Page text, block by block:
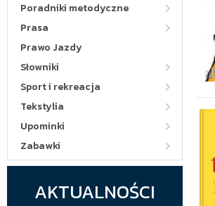
Poradniki metodyczne
Prasa
Prawo Jazdy
Słowniki
Sport i rekreacja
Tekstylia
Upominki
Zabawki
AKTUALNOŚCI